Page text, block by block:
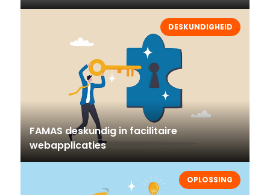
DESKUNDIGHEID
FAMAS deskundig in facilitaire
webapplicaties
OPLOSSING